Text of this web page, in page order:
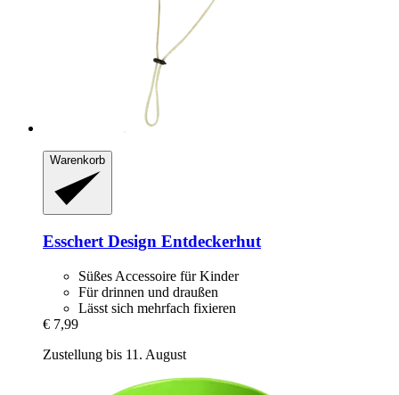
Warenkorb
Esschert Design Entdeckerhut
Süßes Accessoire für Kinder
Für drinnen und draußen
Lässt sich mehrfach fixieren
€ 7,99
Zustellung bis 11. August